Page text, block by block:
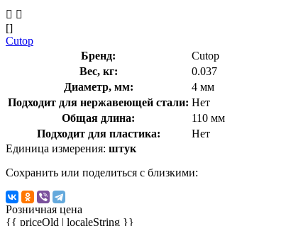
[]
Cutop
Бренд:
Cutop
Вес, кг:
0.037
Диаметр, мм:
4 мм
Подходит для нержавеющей стали: Нет
Общая длина:
110 мм
Подходит для пластика:
Нет
Единица измерения: штук
Сохранить или поделиться с близкими:
Розничная цена
{{ priceOld | localeString }}